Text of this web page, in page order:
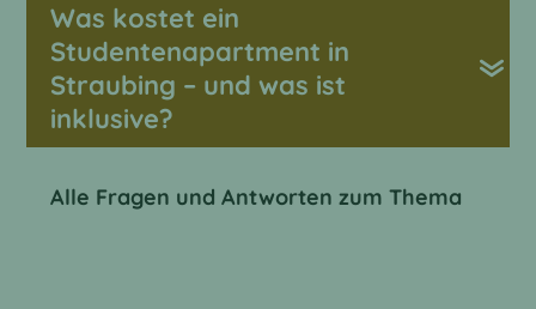
Was kostet ein
Studentenapartment in
Straubing – und was ist
inklusive?
Alle Fragen und Antworten zum Thema